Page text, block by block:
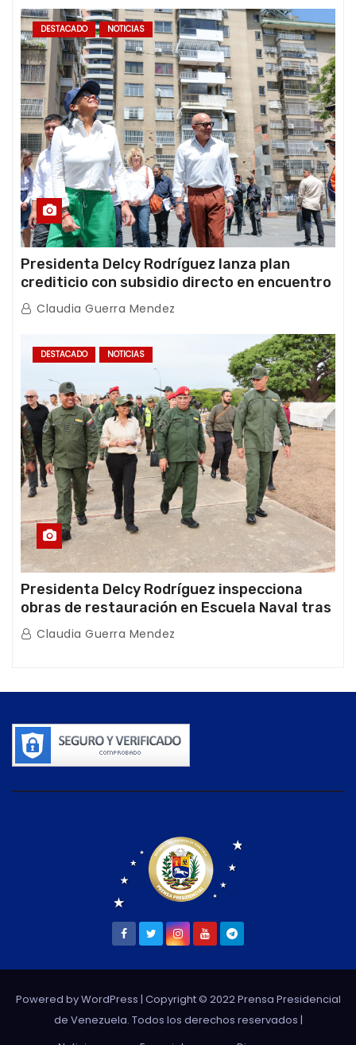
DESTACADO NOTICIAS
Presidenta Delcy Rodríguez lanza plan
crediticio con subsidio directo en encuentro
con Juntas de Condominio
Claudia Guerra Mendez
DESTACADO NOTICIAS
Presidenta Delcy Rodríguez inspecciona
obras de restauración en Escuela Naval tras
afectaciones sísmicas en La Guaira
Claudia Guerra Mendez
Powered by WordPress | Copyright © 2022 Prensa Presidencial
de Venezuela. Todos los derechos reservados |